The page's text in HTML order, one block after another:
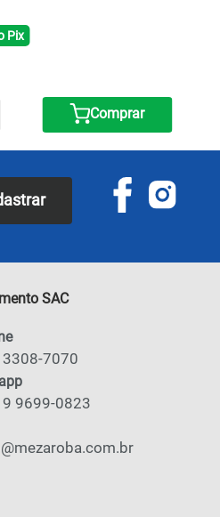
Pix
Comprar
SAC
7070
9699-0823